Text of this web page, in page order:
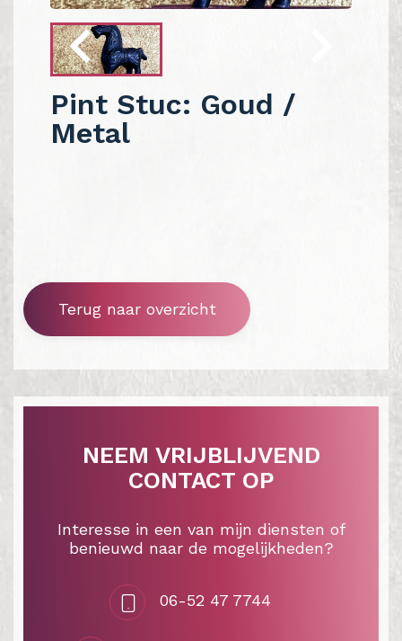
Pint Stuc: Goud /
Metal
Terug naar overzicht
NEEM VRIJBLIJVEND
CONTACT OP
Interesse in een van mijn diensten of
benieuwd naar de mogelijkheden?
06-52 47 7744